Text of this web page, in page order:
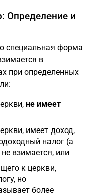
Определение и
специальная форма
в
при определенных
не имеет
имеет доход,
налог (а
взимается, или
к церкви,
но
более